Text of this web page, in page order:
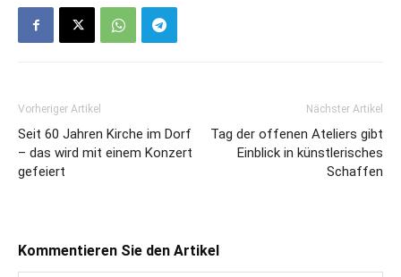
Vorheriger Artikel
Seit 60 Jahren Kirche im Dorf
– das wird mit einem Konzert
gefeiert
Nächster Artikel
Tag der offenen Ateliers gibt
Einblick in künstlerisches
Schaffen
Kommentieren Sie den Artikel